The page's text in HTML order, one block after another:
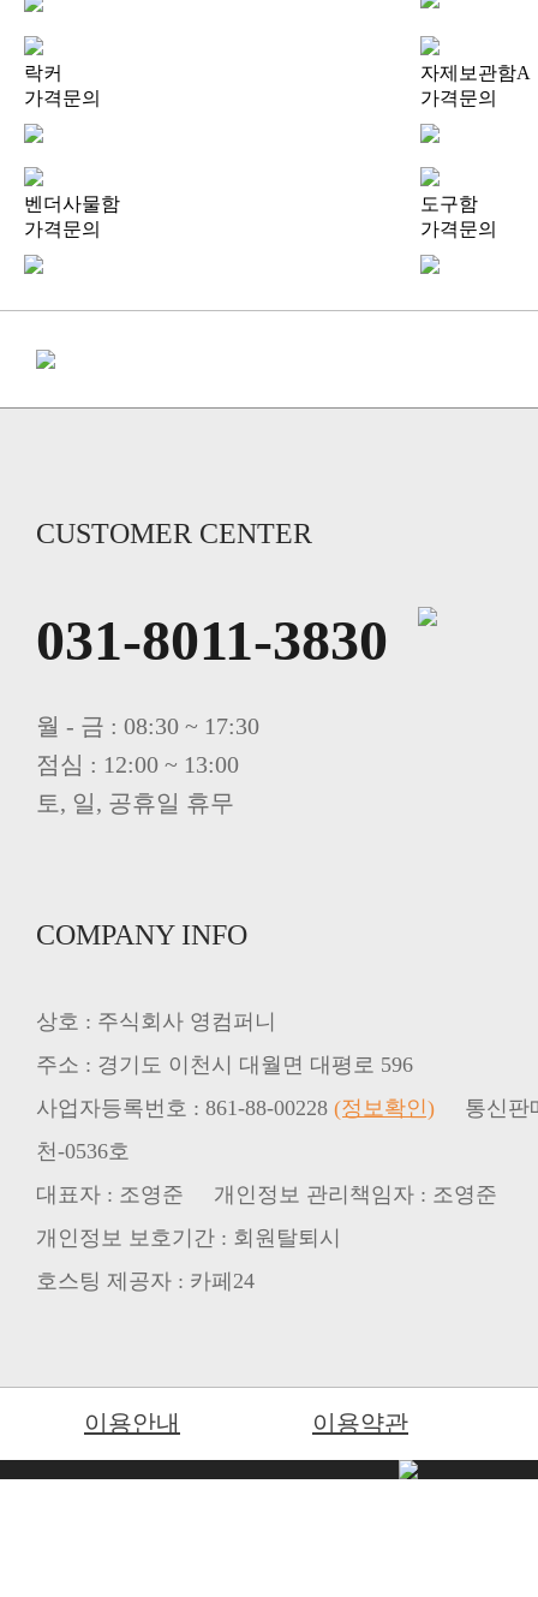
락커
가격문의
자제보관함A
가격문의
벤더사물함
가격문의
도구함
가격문의
CUSTOMER CENTER
031-8011-3830
월 - 금 : 08:30 ~ 17:30
점심 : 12:00 ~ 13:00
토, 일, 공휴일 휴무
COMPANY INFO
상호 : 주식회사 영컴퍼니
주소 : 경기도 이천시 대월면 대평로 596
사업자등록번호 : 861-88-00228 (정보확인) 통신판
천-0536호
대표자 : 조영준 개인정보 관리책임자 : 조영준
개인정보 보호기간 : 회원탈퇴시
호스팅 제공자 : 카페24
이용안내 이용약관